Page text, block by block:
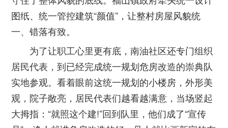
图纸、统一管控建筑“颜值”，让整村房屋风貌统
一、错落有致。
为了让职工心里更有底，南油社区还专门组织
居民代表，到已经完成统一规划危房改造的崇典队
实地参观。看着眼前这统一规划的小楼房，外形美
观，院子敞亮，居民代表们越看越满意，当场竖起
大拇指：“就照这个建!”回到队里，他们成了“宣传